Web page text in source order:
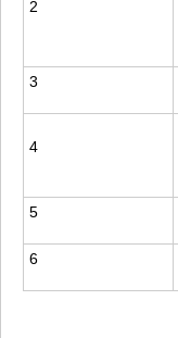
2
3
4
5
6